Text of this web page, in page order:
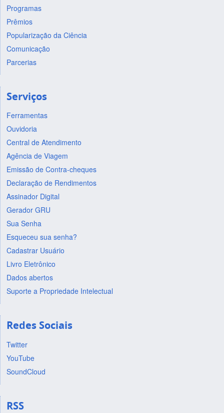
Programas
Prêmios
Popularização da Ciência
Comunicação
Parcerias
Serviços
Ferramentas
Ouvidoria
Central de Atendimento
Agência de Viagem
Emissão de Contra-cheques
Declaração de Rendimentos
Assinador Digital
Gerador GRU
Sua Senha
Esqueceu sua senha?
Cadastrar Usuário
Livro Eletrônico
Dados abertos
Suporte a Propriedade Intelectual
Redes Sociais
Twitter
YouTube
SoundCloud
RSS